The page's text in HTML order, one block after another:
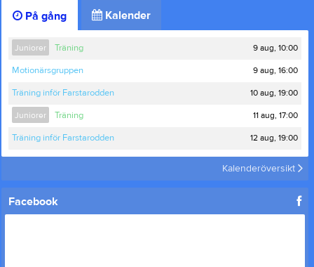
På gång Kalender
Juniorer Träning 9 aug, 10:00
Motionärsgruppen 9 aug, 16:00
Träning inför Farstarodden 10 aug, 19:00
Juniorer Träning 11 aug, 17:00
Träning inför Farstarodden 12 aug, 19:00
Kalenderöversikt
Facebook